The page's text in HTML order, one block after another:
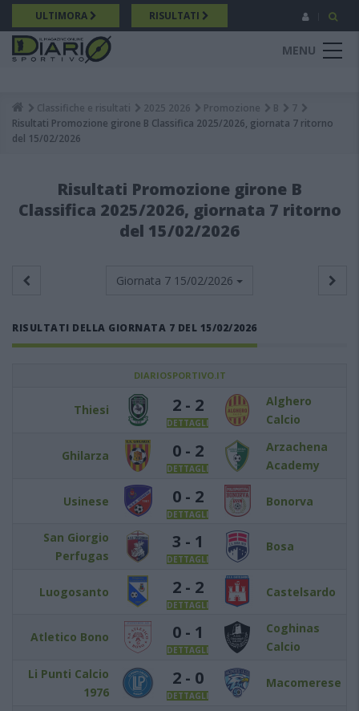
Salta
al
contenuto
principale
ULTIMORA RISULTATI
MENU
Breadcrumb
Classifiche e risultati 2025 2026 Promozione B
7
Risultati Promozione girone B Classifica 2025/2026, giornata 7 ritorno
del 15/02/2026
Risultati Promozione girone B
Classifica 2025/2026, giornata 7 ritorno
del 15/02/2026
Giornata 7 15/02/2026
RISULTATI DELLA GIORNATA 7 DEL 15/02/2026
DIARIOSPORTIVO.IT
Thiesi 2 - 2
DETTAGLI
Alghero
Calcio
Ghilarza 0 - 2
DETTAGLI
Arzachena
Academy
Usinese 0 - 2
DETTAGLI
Bonorva
San Giorgio
Perfugas
3 - 1
DETTAGLI
Bosa
Luogosanto 2 - 2
DETTAGLI
Castelsardo
Atletico Bono 0 - 1
DETTAGLI
Coghinas
Calcio
Li Punti Calcio
1976
2 - 0
DETTAGLI
Macomerese